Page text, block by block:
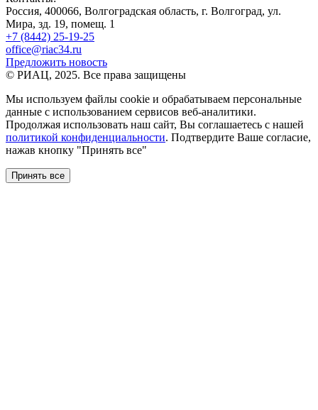
Россия, 400066, Волгоградская область, г. Волгоград, ул.
Мира, зд. 19, помещ. 1
+7 (8442) 25-19-25
office@riac34.ru
Предложить новость
© РИАЦ, 2025. Все права защищены
Мы используем файлы сookie и обрабатываем персональные
данные с использованием сервисов веб-аналитики.
Продолжая использовать наш сайт, Вы соглашаетесь с нашей
политикой конфиденциальности. Подтвердите Ваше согласие,
нажав кнопку "Принять все"
Принять все